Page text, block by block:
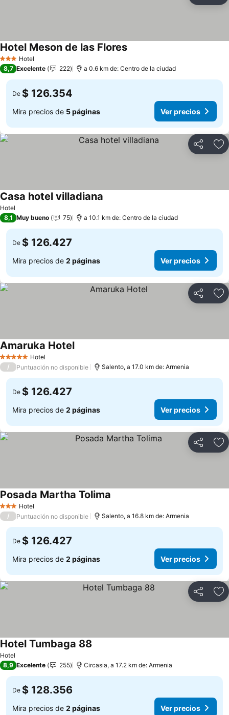
3 Estrellas
Hotel
Hotel Meson de las Flores
8,7 Excelente 222 a 0.6 km de: Centro de la ciudad
De $ 126.354
Mira precios de 5 páginas Ver precios
Compartir
Hotel
Casa hotel villadiana
8,1 Muy bueno 75 a 10.1 km de: Centro de la ciudad
De $ 126.427
Mira precios de 2 páginas Ver precios
Compartir
5 Estrellas Hotel
Amaruka Hotel
/ Puntuación no disponible Salento, a 17.0 km de: Armenia
De $ 126.427
Mira precios de 2 páginas Ver precios
Compartir
3 Estrellas
Hotel
Posada Martha Tolima
/ Puntuación no disponible Salento, a 16.8 km de: Armenia
De $ 126.427
Mira precios de 2 páginas Ver precios
Compartir
Hotel
Hotel Tumbaga 88
8,9 Excelente 255 Circasia, a 17.2 km de: Armenia
De $ 128.356
Mira precios de 2 páginas Ver precios